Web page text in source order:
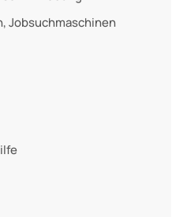
Jobsuchmaschinen